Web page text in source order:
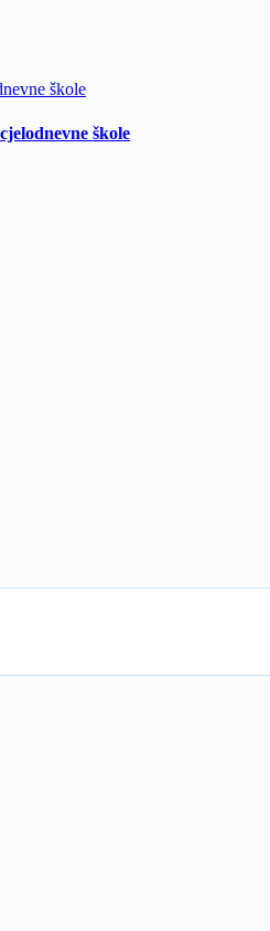
škole